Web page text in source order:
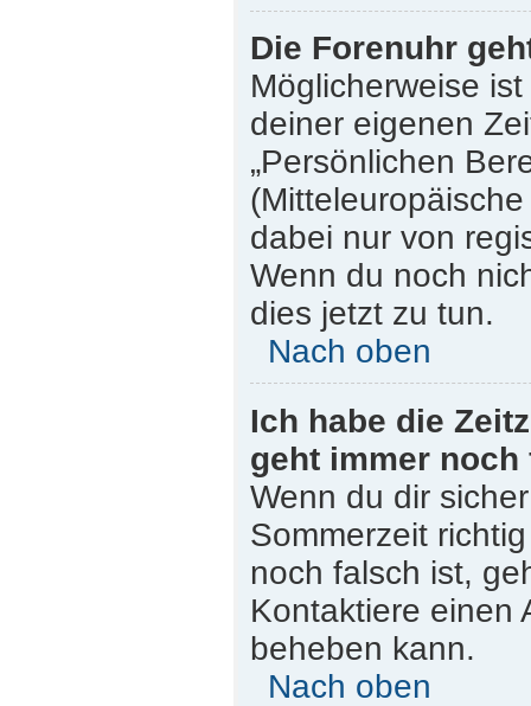
Die Forenuhr
Möglicherweise
deiner eigenen
„Persönlichen
dabei nur von
Wenn du noch
dies jetzt zu tun.
Nach oben
Ich habe die
geht immer noch
Wenn du dir
Sommerzeit
noch falsch ist,
Kontaktiere einen
beheben kann.
Nach oben